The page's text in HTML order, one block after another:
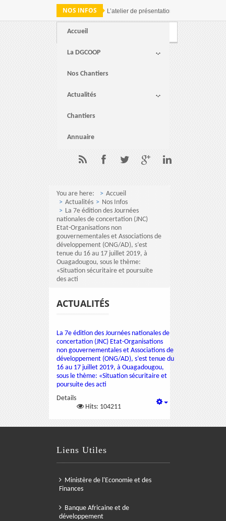
NOS INFOS L’atelier de présentation des résultats de
Accueil
La DGCOOP
Nos Chantiers
Actualités
Chantiers
Annuaire
You are here:
Accueil
Actualités
Nos Infos
La 7e édition des Journées
nationales de concertation (JNC)
Etat-Organisations non
gouvernementales et Associations de
développement (ONG/AD), s’est
tenue du 16 au 17 juillet 2019, à
Ouagadougou, sous le thème:
«Situation sécuritaire et poursuite
des acti
ACTUALITÉS
La 7e édition des Journées nationales de
concertation (JNC) Etat-Organisations
non gouvernementales et Associations de
développement (ONG/AD), s’est tenue du
16 au 17 juillet 2019, à Ouagadougou,
sous le thème: «Situation sécuritaire et
poursuite des acti
Details
Hits: 104211
Liens Utiles
Ministère de l'Economie et des
Finances
Banque Africaine et de
développement